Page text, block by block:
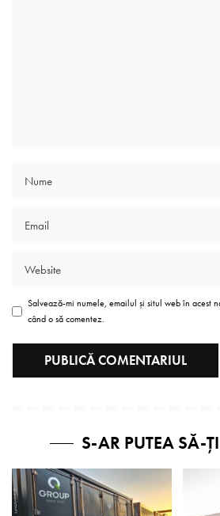
Salvează-mi numele, emailul și situl web în acest
când o să comentez.
S-AR PUTEA SĂ-